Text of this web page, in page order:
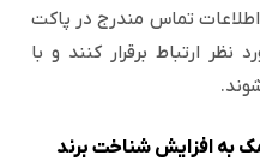
تماس مندرج در پاکت
نظر ارتباط برقرار کنند و با
به افزایش شناخت برند